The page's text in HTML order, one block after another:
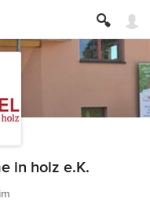
in holz e.K.